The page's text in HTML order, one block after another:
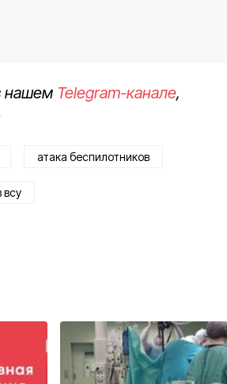
нашем Telegram-канале,
атака беспилотников
всу